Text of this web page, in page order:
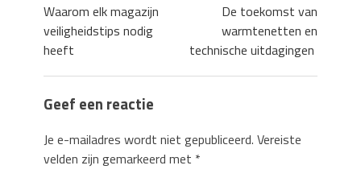
Waarom elk magazijn
veiligheidstips nodig
heeft
De toekomst van
warmtenetten en
technische uitdagingen
Geef een reactie
Je e-mailadres wordt niet gepubliceerd. Vereiste
velden zijn gemarkeerd met *